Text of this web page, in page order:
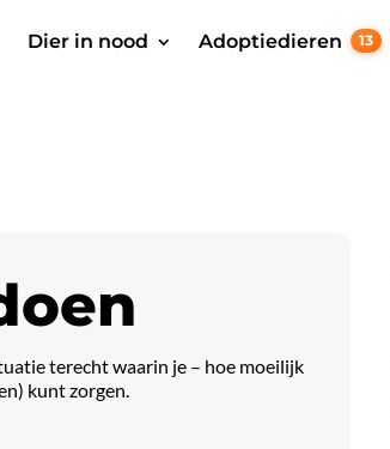
Dier in nood Adoptiedieren 13
terecht waarin je – hoe moeilijk
kunt zorgen.